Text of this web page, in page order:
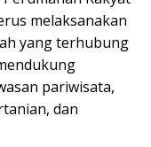
melaksanakan
yang terhubung
pariwisata,
dan